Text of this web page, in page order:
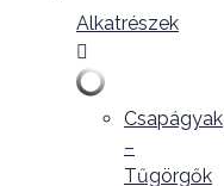
Alkatrészek
Csapágyak
–
Tűgörgők